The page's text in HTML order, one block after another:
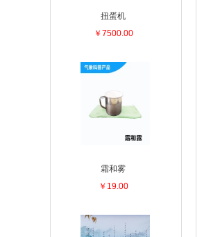
扭蛋机
￥7500.00
霜和雾
￥19.00